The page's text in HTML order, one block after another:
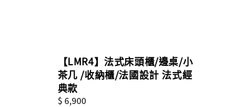
【LMR4】法式床頭櫃/邊桌/小
茶几 /收納櫃/法國設計 法式經
典款
Regular
$ 6,900